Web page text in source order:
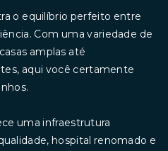
o equilíbrio perfeito entre
Com uma variedade de
amplas até
aqui você certamente
uma infraestrutura
hospital renomado e